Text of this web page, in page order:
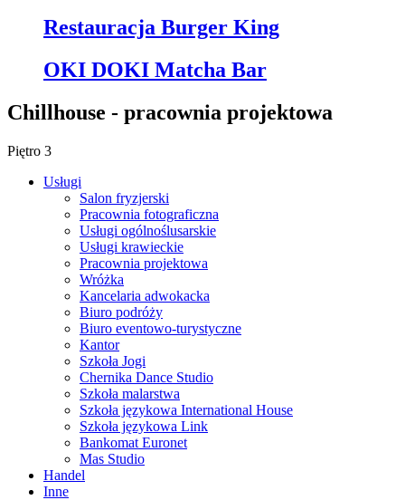
Restauracja Burger King
OKI DOKI Matcha Bar
Chillhouse - pracownia projektowa
Piętro 3
Usługi
Salon fryzjerski
Pracownia fotograficzna
Usługi ogólnoślusarskie
Usługi krawieckie
Pracownia projektowa
Wróżka
Kancelaria adwokacka
Biuro podróży
Biuro eventowo-turystyczne
Kantor
Szkoła Jogi
Chernika Dance Studio
Szkoła malarstwa
Szkoła językowa International House
Szkoła językowa Link
Bankomat Euronet
Mas Studio
Handel
Inne